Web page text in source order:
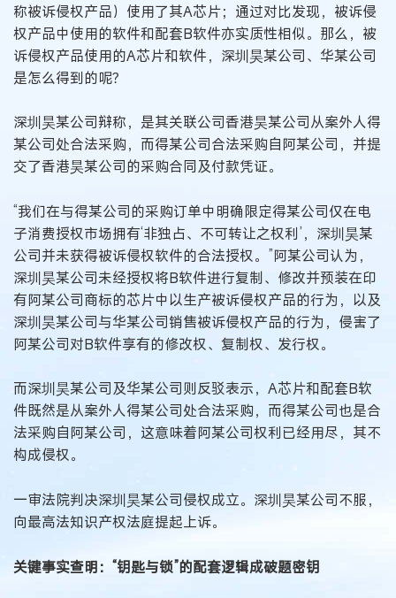
称被诉侵权产品）使用了其A芯片；通过对比发现，被诉侵
权产品中使用的软件和配套B软件亦实质性相似。那么，被
诉侵权产品使用的A芯片和软件，深圳昊某公司、华某公司
是怎么得到的呢？
深圳昊某公司辩称，是其关联公司香港昊某公司从案外人得
某公司处合法采购，而得某公司合法采购自阿某公司，并提
交了香港昊某公司的采购合同及付款凭证。
“我们在与得某公司的采购订单中明确限定得某公司仅在电
子消费授权市场拥有‘非独占、不可转让之权利’，深圳昊某
公司并未获得被诉侵权软件的合法授权。”阿某公司认为，
深圳昊某公司未经授权将B软件进行复制、修改并预装在印
有阿某公司商标的芯片中以生产被诉侵权产品的行为，以及
深圳昊某公司与华某公司销售被诉侵权产品的行为，侵害了
阿某公司对B软件享有的修改权、复制权、发行权。
而深圳昊某公司及华某公司则反驳表示，A芯片和配套B软
件既然是从案外人得某公司处合法采购，而得某公司也是合
法采购自阿某公司，这意味着阿某公司权利已经用尽，其不
构成侵权。
一审法院判决深圳昊某公司侵权成立。深圳昊某公司不服，
向最高法知识产权法庭提起上诉。
关键事实查明：“钥匙与锁”的配套逻辑成破题密钥